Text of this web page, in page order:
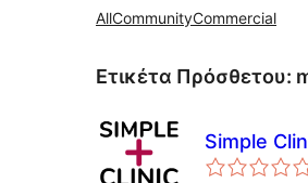
AllCommunityCommercial
Ετικέτα Πρόσθετου:
Simple